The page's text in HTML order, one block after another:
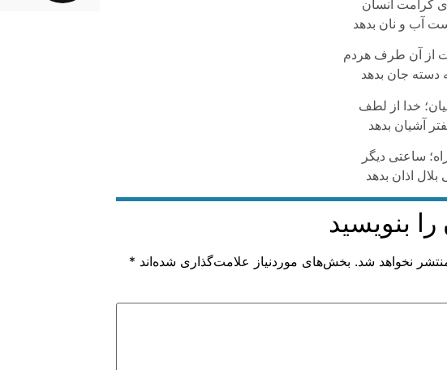
کرامت انسان
آب و نان بدهد
از آن طرف هردم
دسته جان بدهد
خدا از لطف
آشیان بدهد
ساعتی دیگر
اذان بدهد
را بنویسید
نخواهد شد. بخش‌های موردنیاز علامت‌گذاری شده‌اند *